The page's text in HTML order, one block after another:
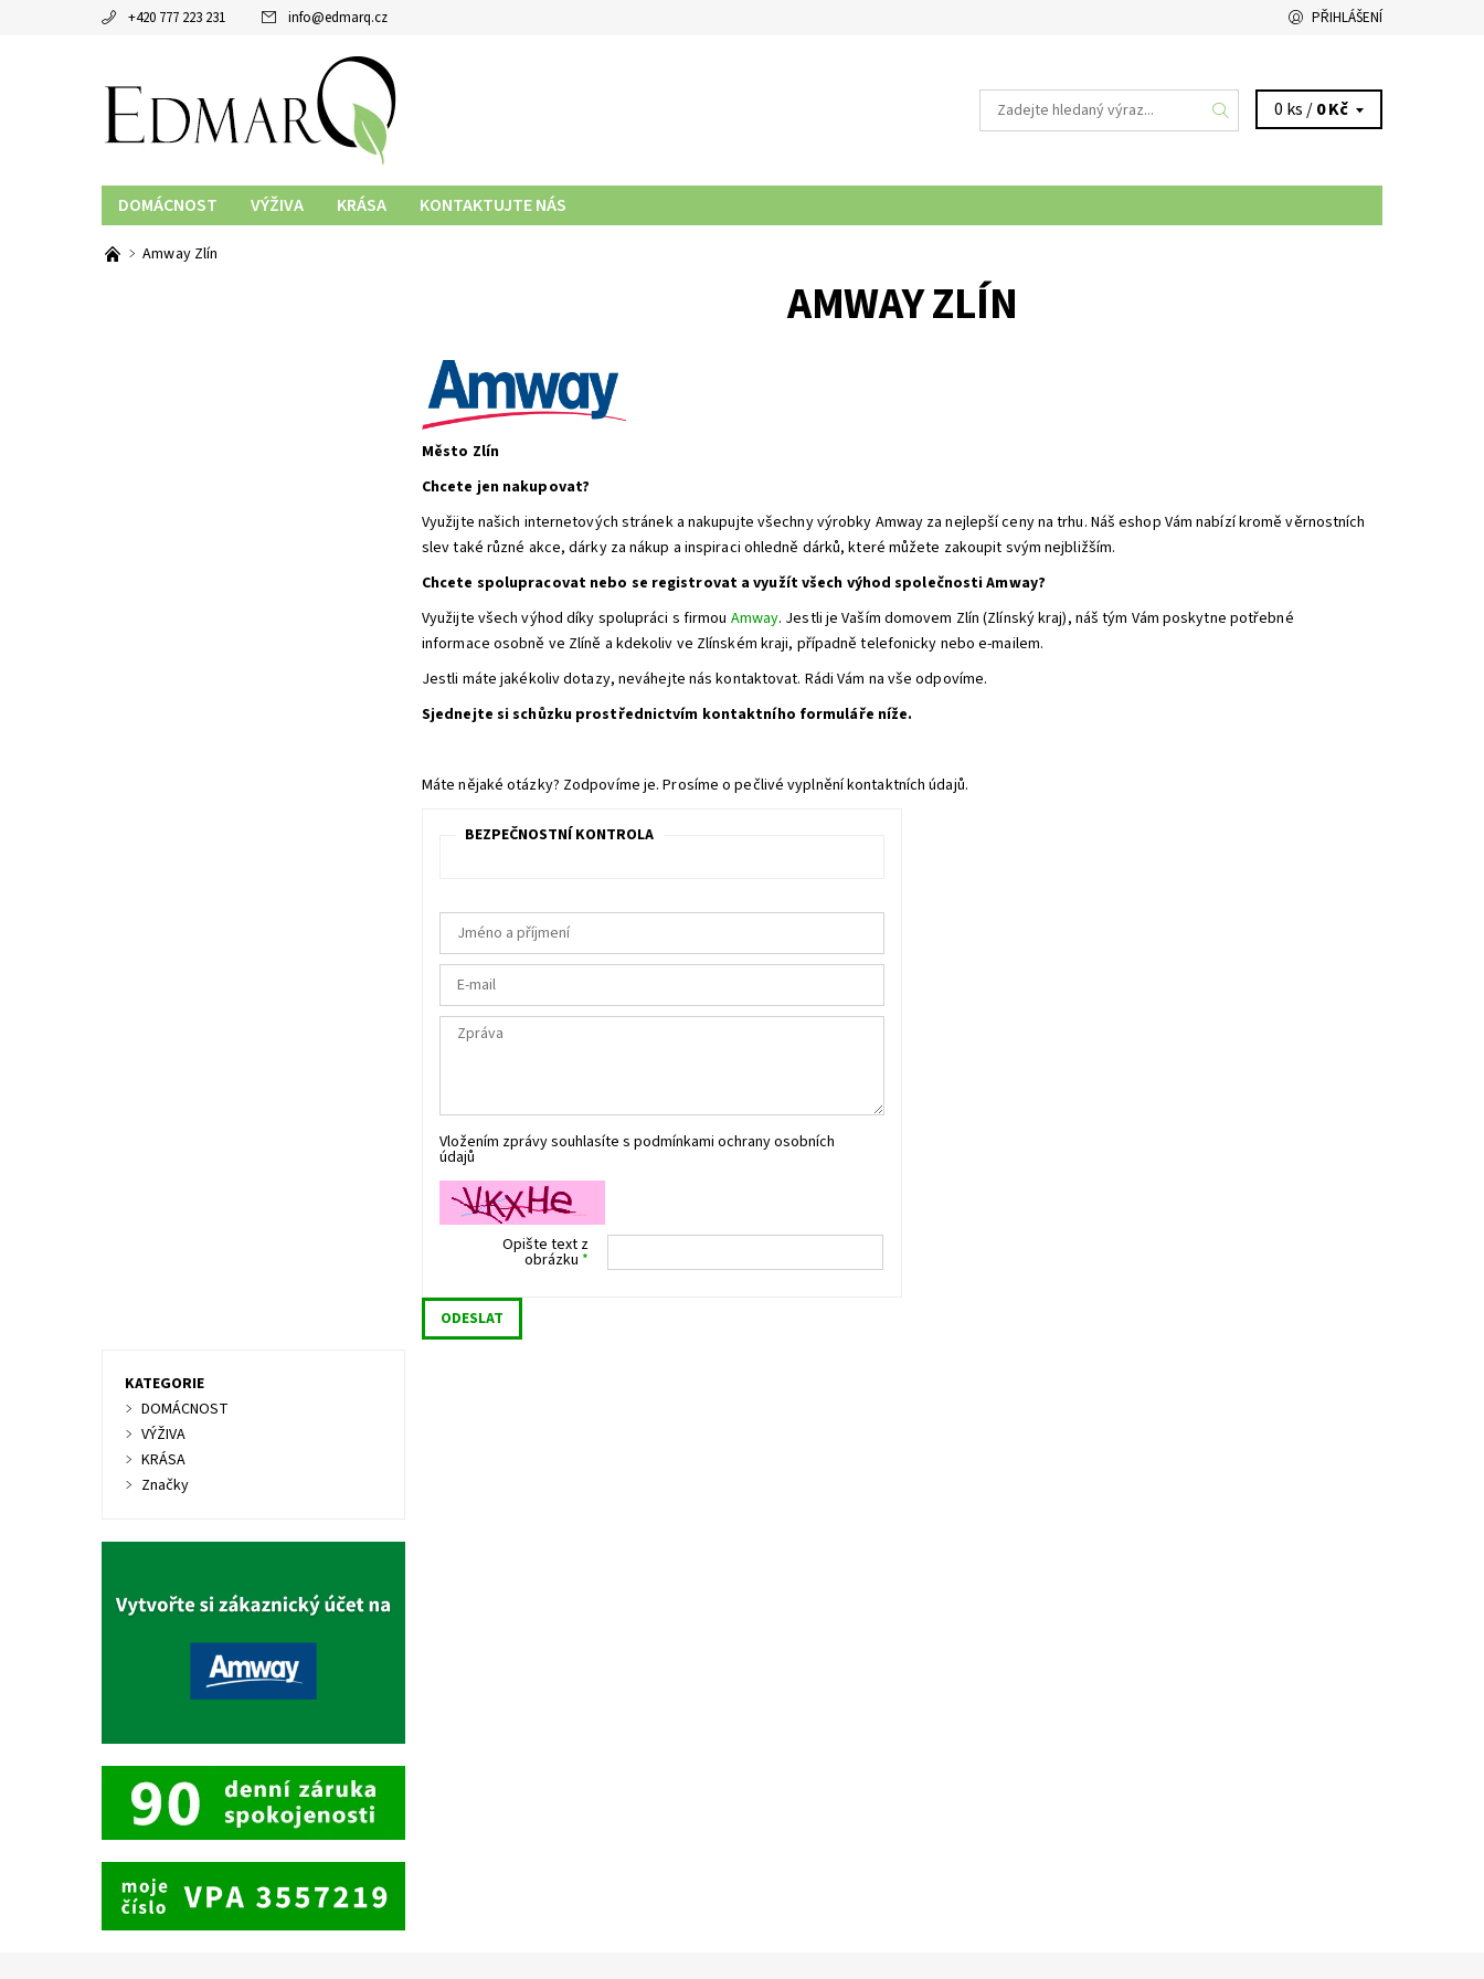
+420 777 223 231 info@edmarq.cz PŘIHLÁŠENÍ
0 ks /0 Kč
DOMÁCNOST VÝŽIVA KRÁSA KONTAKTUJTE NÁS
Amway Zlín
AMWAY ZLÍN
Město Zlín
Chcete jen nakupovat?
Využijte našich internetových stránek a nakupujte všechny výrobky Amway za nejlepší ceny na trhu. Náš eshop Vám nabízí kromě věrnostních
slev také různé akce, dárky za nákup a inspiraci ohledně dárků, které můžete zakoupit svým nejbližším.
Chcete spolupracovat nebo se registrovat a využít všech výhod společnosti Amway?
Využijte všech výhod díky spolupráci s firmou Amway. Jestli je Vaším domovem Zlín (Zlínský kraj), náš tým Vám poskytne potřebné
informace osobně ve Zlíně a kdekoliv ve Zlínském kraji, případně telefonicky nebo e-mailem.
Jestli máte jakékoliv dotazy, neváhejte nás kontaktovat. Rádi Vám na vše odpovíme.
Sjednejte si schůzku prostřednictvím kontaktního formuláře níže.
Máte nějaké otázky? Zodpovíme je. Prosíme o pečlivé vyplnění kontaktních údajů.
BEZPEČNOSTNÍ KONTROLA
Vložením zprávy souhlasíte s podmínkami ochrany osobních
údajů
Opište text z
obrázku
KATEGORIE
DOMÁCNOST
VÝŽIVA
KRÁSA
Značky